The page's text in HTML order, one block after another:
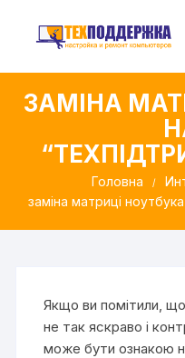
ЗАМІНА
Головна
заміна матриці
Якщо ви помітили,
не так яскраво і
може бути ознакою